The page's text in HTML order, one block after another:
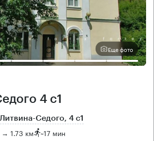
Еще фото
4 с1
Седого, 4 с1
→ 1.73 км ~17 мин